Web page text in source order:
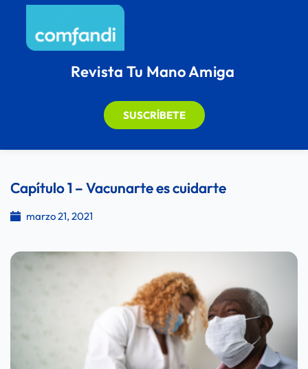
Revista Tu Mano Amiga
SUSCRÍBETE
Capítulo 1 – Vacunarte es cuidarte
marzo 21, 2021